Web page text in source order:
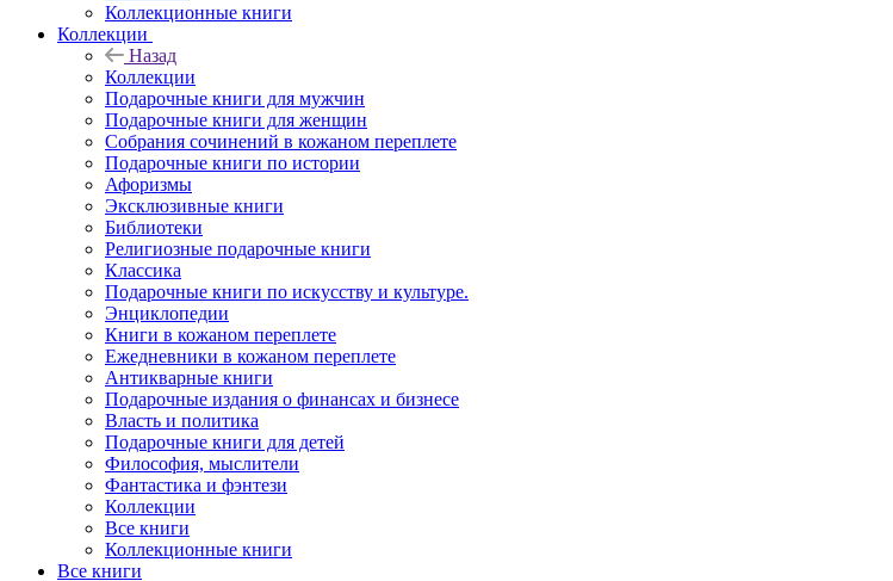
Коллекционные книги
Коллекции
Назад
Коллекции
Подарочные книги для мужчин
Подарочные книги для женщин
Собрания сочинений в кожаном переплете
Подарочные книги по истории
Афоризмы
Эксклюзивные книги
Библиотеки
Религиозные подарочные книги
Классика
Подарочные книги по искусству и культуре.
Энциклопедии
Книги в кожаном переплете
Ежедневники в кожаном переплете
Антикварные книги
Подарочные издания о финансах и бизнесе
Власть и политика
Подарочные книги для детей
Философия, мыслители
Фантастика и фэнтези
Коллекции
Все книги
Коллекционные книги
Все книги